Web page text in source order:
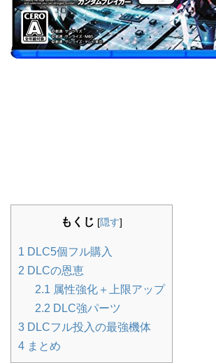
もくじ [隠す]
1 DLC5個フル購入
2 DLCの恩恵
2.1 属性強化＋上限アップ
2.2 DLC強パーツ
3 DLCフル投入の最強機体
4 まとめ